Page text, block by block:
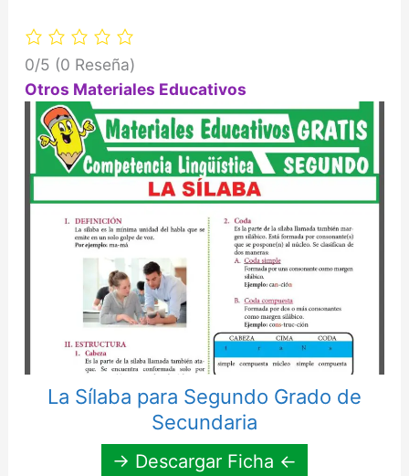
0/5 (0 Reseña)
Otros Materiales Educativos
La Sílaba para Segundo Grado de
Secundaria
→ Descargar Ficha ←